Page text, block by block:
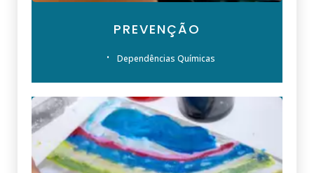
PREVENÇÃO
Dependências Químicas